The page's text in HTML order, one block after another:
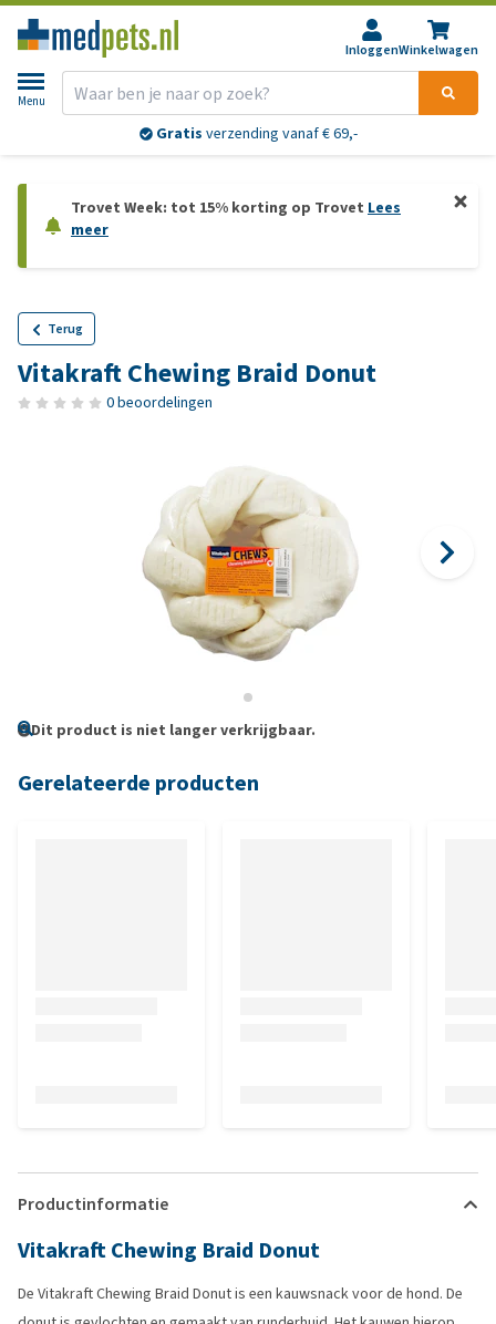
InloggenWinkelwagen
Menu
Gratis verzending vanaf € 69,-
Trovet Week: tot 15% korting op Trovet Lees
meer
Terug
Vitakraft Chewing Braid Donut
0 beoordelingen
Dit product is niet langer verkrijgbaar.
Gerelateerde producten
Productinformatie
Vitakraft Chewing Braid Donut
De Vitakraft Chewing Braid Donut is een kauwsnack voor de hond. De